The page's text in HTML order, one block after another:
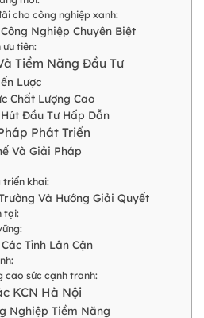
cho công nghiệp xanh:
Nghiệp Chuyên Biệt
ưu tiên:
Tiềm Năng Đầu Tư
Lược
Chất Lượng Cao
Đầu Tư Hấp Dẫn
Phát Triển
Và Giải Pháp
triển khai:
Và Hướng Giải Quyết
tại:
Tỉnh Lân Cận
cao sức cạnh tranh:
KCN Hà Nội
Nghiệp Tiềm Năng